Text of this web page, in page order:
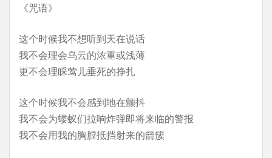
《咒语》
这个时候我不想听到天在说话
我不会理会乌云的浓重或浅薄
更不会理睬莺儿垂死的挣扎
这个时候我不会感到地在颤抖
我不会为蝼蚁们拉响炸弹即将来临的警报
我不会用我的胸膛抵挡射来的箭簇